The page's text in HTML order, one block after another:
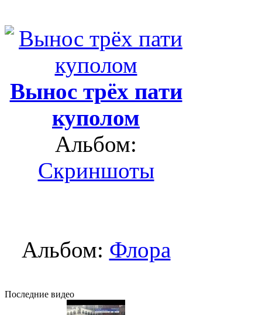
Вынос трёх пати
куполом
Альбом:
Скриншоты
Альбом: Флора
Последние видео